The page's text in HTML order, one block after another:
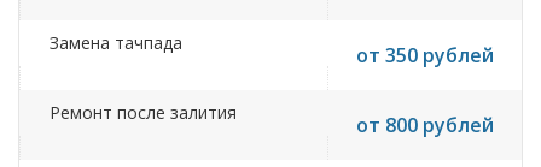
Замена тачпада от 350 рублей
Ремонт после залития от 800 рублей